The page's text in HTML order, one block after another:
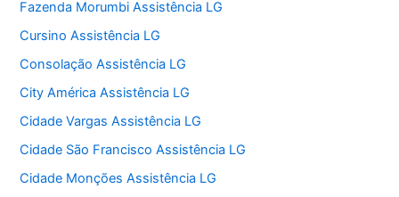
Fazenda Morumbi Assistência LG
Cursino Assistência LG
Consolação Assistência LG
City América Assistência LG
Cidade Vargas Assistência LG
Cidade São Francisco Assistência LG
Cidade Monções Assistência LG